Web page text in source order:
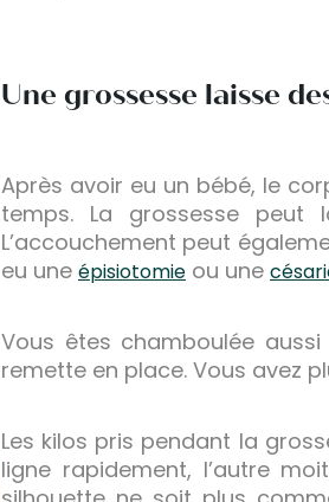
Une grossesse laisse
Après avoir eu un bébé, le
temps. La grossesse peut
L’accouchement peut
eu une épisiotomie ou une
Vous êtes chamboulée
remette en place. Vous avez
Les kilos pris pendant la
ligne rapidement, l’autre